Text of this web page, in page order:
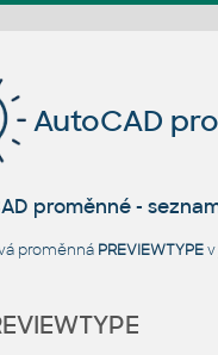
AutoCAD
proměnné -
proměnná PREVIEWTYPEv